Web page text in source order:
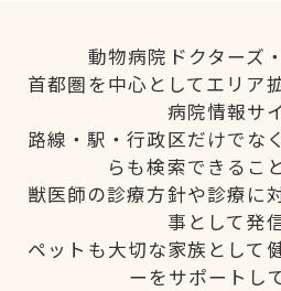
動物病院ドクターズ
首都圏を中心としてエリア
病院情報サ
路線・駅・行政区だけでな
らも検索できるこ
獣医師の診療方針や診療に
事として発
ペットも大切な家族として
ーをサポートし